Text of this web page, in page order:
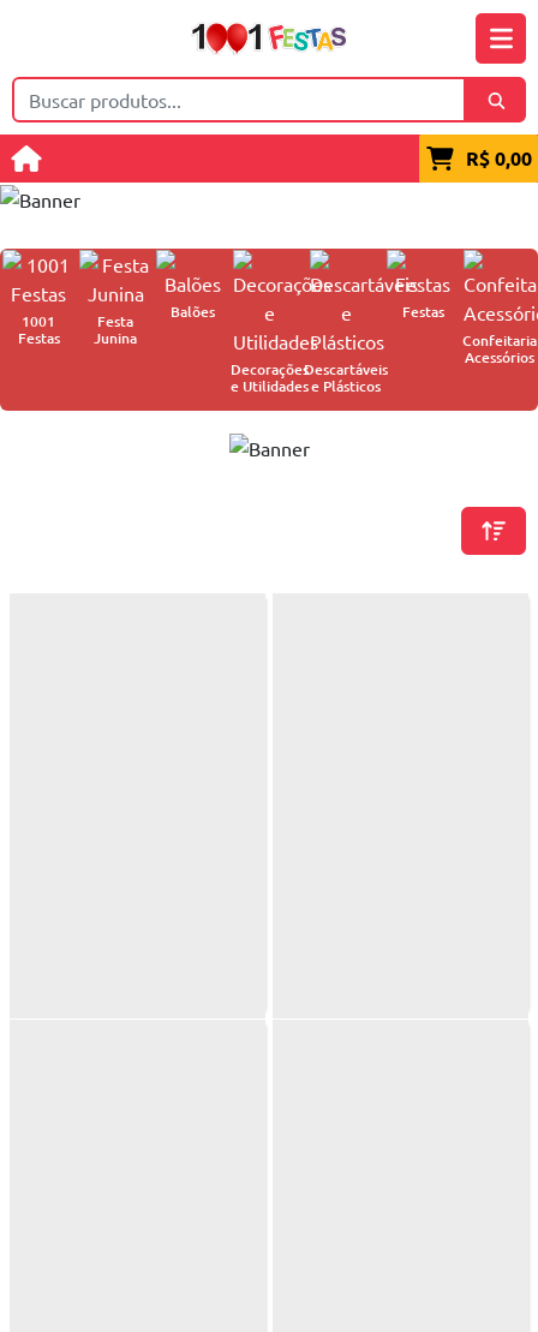
R$ 0,00
1001
Festas
Festa
Junina
Balões
Decorações
e Utilidades
Descartáveis
e Plásticos
Festas
Confeitaria
Acessórios